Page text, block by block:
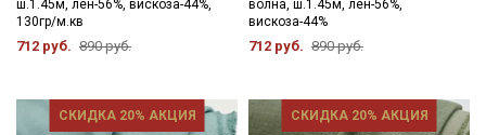
ш.1.45м, лен-56%, вискоза-44%,
130гр/м.кв
712 руб. 890 руб.
волна, ш.1.45м, лен-56%,
вискоза-44%
712 руб. 890 руб.
СКИДКА 20% АКЦИЯ СКИДКА 20% АКЦИЯ